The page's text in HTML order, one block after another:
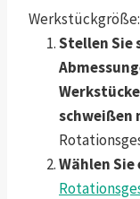
Werkstückgröße:
Stellen Sie
schweißen
Wählen Sie